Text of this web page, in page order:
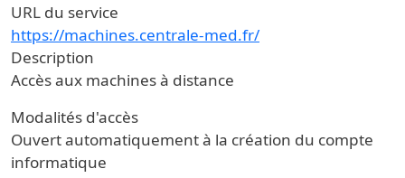
URL du service
https://machines.centrale-med.fr/
Description
Accès aux machines à distance
Modalités d'accès
Ouvert automatiquement à la création du compte
informatique